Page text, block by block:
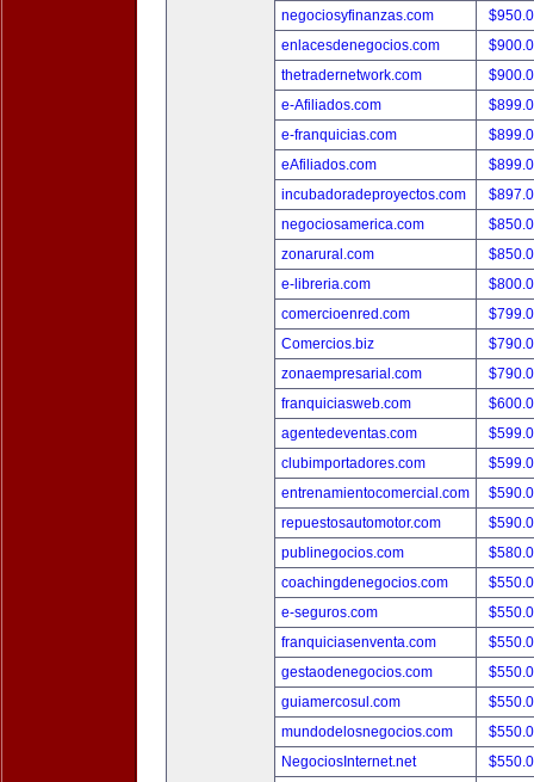
negociosyfinanzas.com
enlacesdenegocios.com
thetradernetwork.com
e-Afiliados.com
e-franquicias.com
eAfiliados.com
incubadoradeproyectos.com
negociosamerica.com
zonarural.com
e-libreria.com
comercioenred.com
Comercios.biz
zonaempresarial.com
franquiciasweb.com
agentedeventas.com
clubimportadores.com
entrenamientocomercial.com
repuestosautomotor.com
publinegocios.com
coachingdenegocios.com
e-seguros.com
franquiciasenventa.com
gestaodenegocios.com
guiamercosul.com
mundodelosnegocios.com
NegociosInternet.net